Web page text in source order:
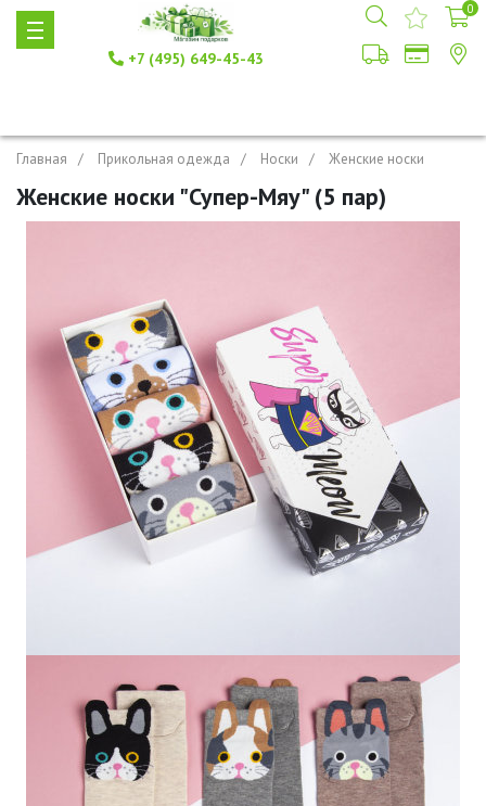
+7 (495) 649-45-43
0
Главная Прикольная одежда Носки Женские носки
Женские носки "Супер-Мяу" (5 пар)